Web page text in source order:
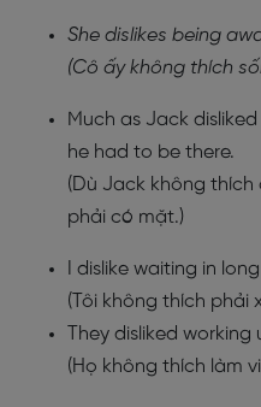
She dislikes being
(Cô ấy không thích
Much as Jack
he had to be there.
(Dù Jack không
phải có mặt.)
I dislike waiting in
(Tôi không thích phải
They disliked working
(Họ không thích làm